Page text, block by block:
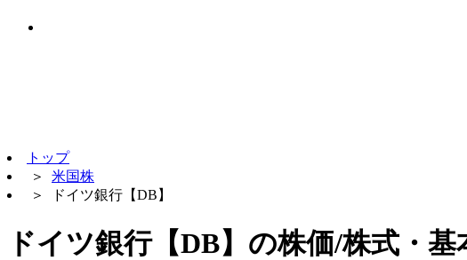
トップ
＞ 米国株
＞
ドイツ銀行【DB】
ドイツ銀行【DB】の株価/株式・基